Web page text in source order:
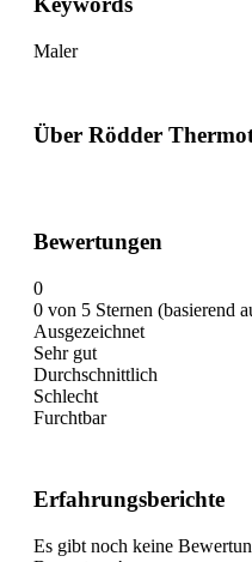
Maler
Über Rödder
Bewertungen
0
0 von 5 Sternen (basierend
Ausgezeichnet
Sehr gut
Durchschnittlich
Schlecht
Furchtbar
Erfahrungsberichte
Es gibt noch keine